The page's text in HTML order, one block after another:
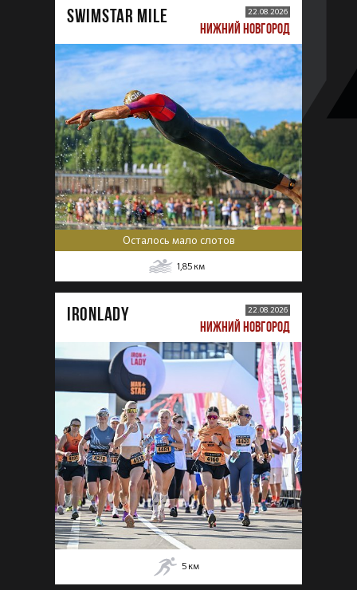
SWIMSTAR MILE 22.08.2026
НИЖНИЙ НОВГОРОД
Осталось мало слотов
1,85 км
IRONLADY 22.08.2026
НИЖНИЙ НОВГОРОД
5 км